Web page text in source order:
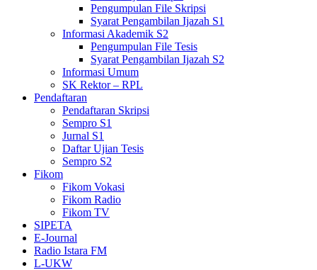
Pengumpulan File Skripsi
Syarat Pengambilan Ijazah S1
Informasi Akademik S2
Pengumpulan File Tesis
Syarat Pengambilan Ijazah S2
Informasi Umum
SK Rektor – RPL
Pendaftaran
Pendaftaran Skripsi
Sempro S1
Jurnal S1
Daftar Ujian Tesis
Sempro S2
Fikom
Fikom Vokasi
Fikom Radio
Fikom TV
SIPETA
E-Journal
Radio Istara FM
L-UKW